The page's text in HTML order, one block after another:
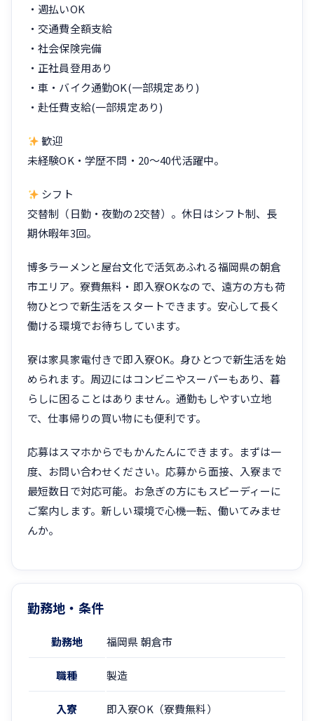
・週払いOK
・交通費全額支給
・社会保険完備
・正社員登用あり
・車・バイク通勤OK(一部規定あり)
・赴任費支給(一部規定あり)
歓迎
未経験OK・学歴不問・20〜40代活躍中。
シフト
交替制（日勤・夜勤の2交替）。休日はシフト制、長
期休暇年3回。
博多ラーメンと屋台文化で活気あふれる福岡県の朝倉
市エリア。寮費無料・即入寮OKなので、遠方の方も荷
物ひとつで新生活をスタートできます。安心して長く
働ける環境でお待ちしています。
寮は家具家電付きで即入寮OK。身ひとつで新生活を始
められます。周辺にはコンビニやスーパーもあり、暮
らしに困ることはありません。通勤もしやすい立地
で、仕事帰りの買い物にも便利です。
応募はスマホからでもかんたんにできます。まずは一
度、お問い合わせください。応募から面接、入寮まで
最短数日で対応可能。お急ぎの方にもスピーディーに
ご案内します。新しい環境で心機一転、働いてみませ
んか。
勤務地・条件
勤務地 福岡県 朝倉市
職種 製造
入寮 即入寮OK（寮費無料）